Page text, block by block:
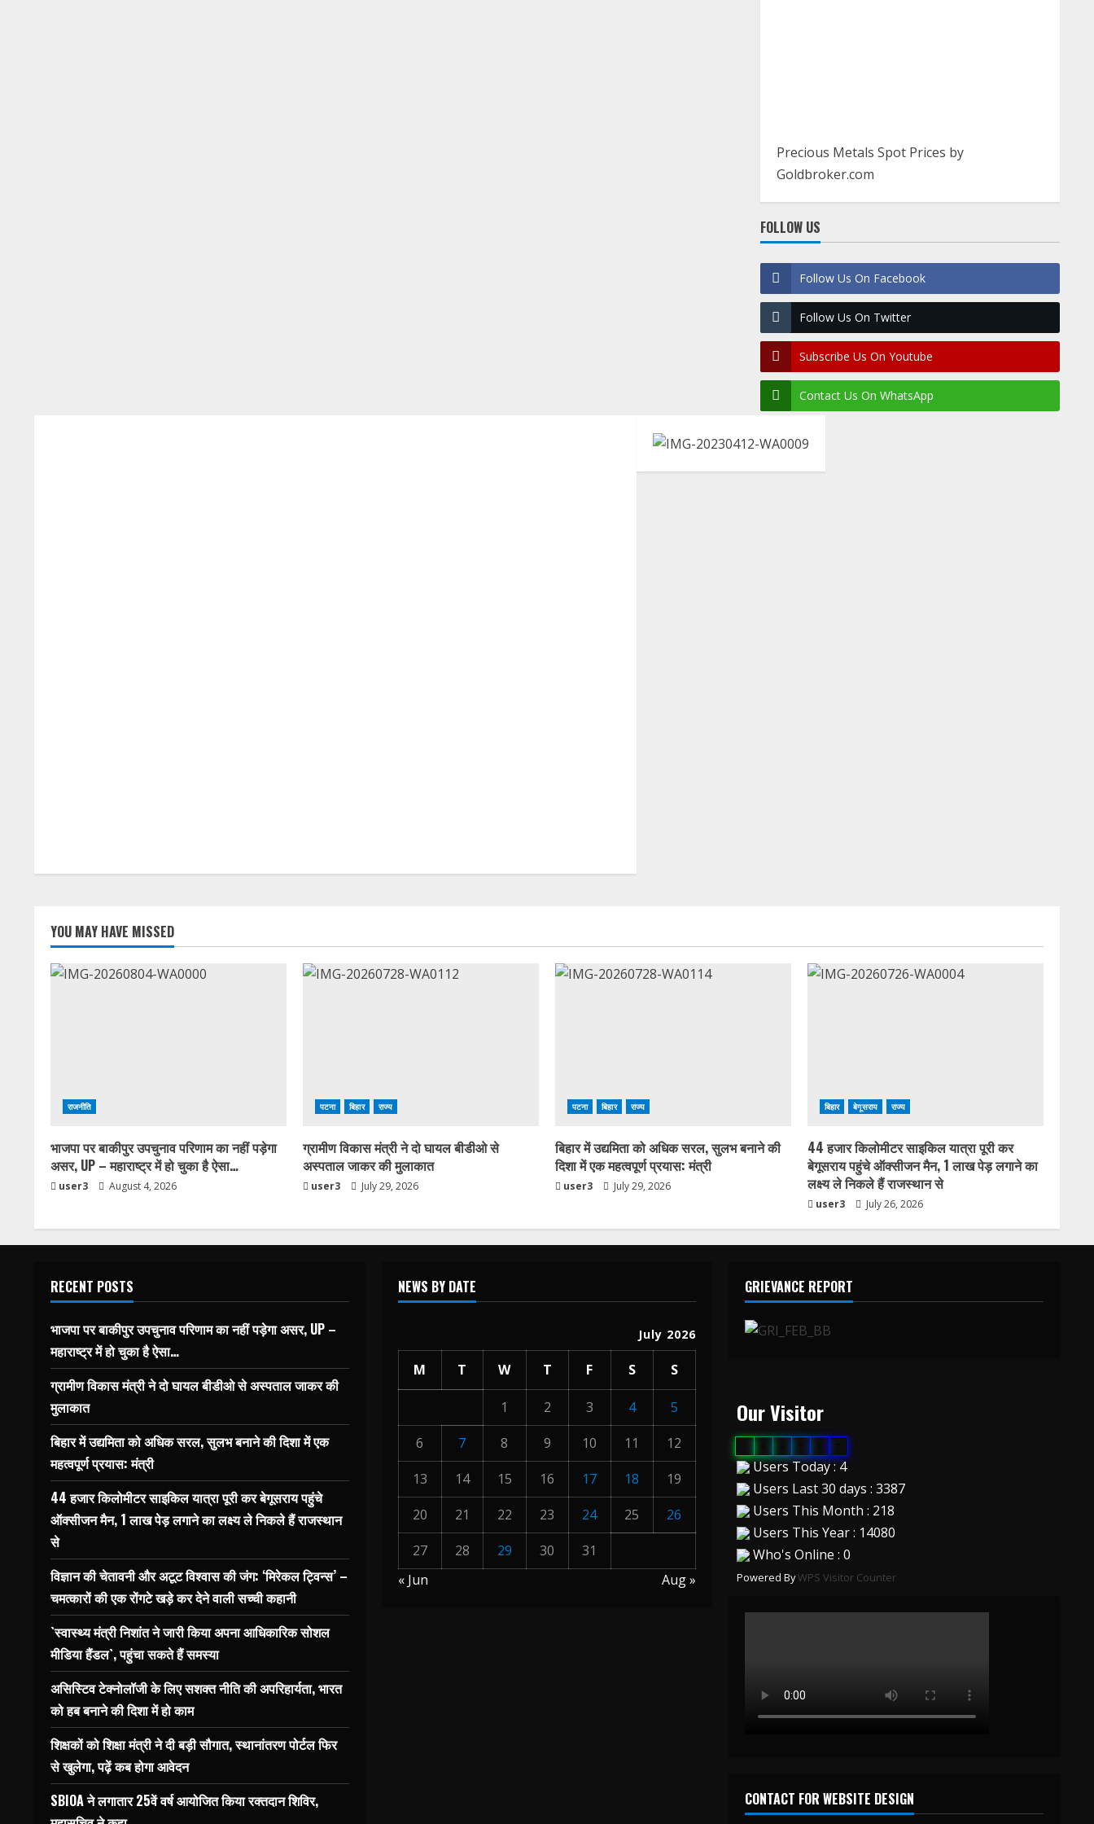
Precious Metals Spot Prices by
Goldbroker.com
FOLLOW US
Follow Us On Facebook
Follow Us On Twitter
Subscribe Us On Youtube
Contact Us On WhatsApp
YOU MAY HAVE MISSED
राजनीति
भाजपा पर बाकीपुर उपचुनाव परिणाम का नहीं पड़ेगा
असर, UP – महाराष्ट्र में हो चुका है ऐसा…
user3 August 4, 2026
पटना बिहार राज्य
ग्रामीण विकास मंत्री ने दो घायल बीडीओ से
अस्पताल जाकर की मुलाकात
user3 July 29, 2026
पटना बिहार राज्य
बिहार में उद्यमिता को अधिक सरल, सुलभ बनाने की
दिशा में एक महत्वपूर्ण प्रयास: मंत्री
user3 July 29, 2026
बिहार बेगूसराय राज्य
44 हजार किलोमीटर साइकिल यात्रा पूरी कर
बेगूसराय पहुंचे ऑक्सीजन मैन, 1 लाख पेड़ लगाने का
लक्ष्य ले निकले हैं राजस्थान से
user3 July 26, 2026
RECENT POSTS
भाजपा पर बाकीपुर उपचुनाव परिणाम का नहीं पड़ेगा असर, UP –
महाराष्ट्र में हो चुका है ऐसा…
ग्रामीण विकास मंत्री ने दो घायल बीडीओ से अस्पताल जाकर की
मुलाकात
बिहार में उद्यमिता को अधिक सरल, सुलभ बनाने की दिशा में एक
महत्वपूर्ण प्रयास: मंत्री
44 हजार किलोमीटर साइकिल यात्रा पूरी कर बेगूसराय पहुंचे
ऑक्सीजन मैन, 1 लाख पेड़ लगाने का लक्ष्य ले निकले हैं राजस्थान
से
विज्ञान की चेतावनी और अटूट विश्वास की जंग: ‘मिरेकल ट्विन्स’ –
चमत्कारों की एक रोंगटे खड़े कर देने वाली सच्ची कहानी
`स्वास्थ्य मंत्री निशांत ने जारी किया अपना आधिकारिक सोशल
मीडिया हैंडल`, पहुंचा सकते हैं समस्या
असिस्टिव टेक्नोलॉजी के लिए सशक्त नीति की अपरिहार्यता, भारत
को हब बनाने की दिशा में हो काम
शिक्षकों को शिक्षा मंत्री ने दी बड़ी सौगात, स्थानांतरण पोर्टल फिर
से खुलेगा, पढ़ें कब होगा आवेदन
SBIOA ने लगातार 25वें वर्ष आयोजित किया रक्तदान शिविर,
NEWS BY DATE
July 2026
M T W T F S S
1 2 3 4
5
6
7 8 9 10 11
12
13
14 15 16 17 18
19
20
21 22 23 24 25
26
27
28 29 30
31
« Jun
Aug »
GRIEVANCE REPORT
Our Visitor
Users Today : 4
Users Last 30 days : 3387
Users This Month : 218
Users This Year : 14080
Who's Online : 0
Powered ByWPS Visitor Counter
CONTACT FOR WEBSITE DESIGN